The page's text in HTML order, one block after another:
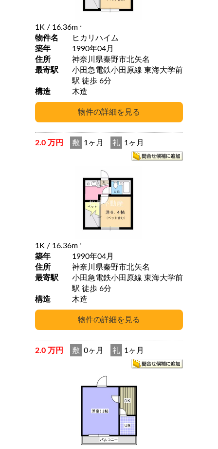
1K / 16.36m 2
物件名
ヒカリハイム
築年
1990年04月
住所
神奈川県秦野市北矢名
最寄駅
小田急電鉄小田原線 東海大学前
駅 徒歩 6分
構造
木造
2.0 万円 敷 1ヶ月 礼 1ヶ月
1K / 16.36m 2
築年
1990年04月
住所
神奈川県秦野市北矢名
最寄駅
小田急電鉄小田原線 東海大学前
駅 徒歩 6分
構造
木造
2.0 万円 敷 0ヶ月 礼 1ヶ月